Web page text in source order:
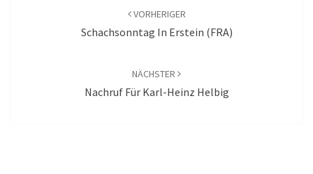
VORHERIGER
Schachsonntag In Erstein (FRA)
NÄCHSTER
Nachruf Für Karl-Heinz Helbig